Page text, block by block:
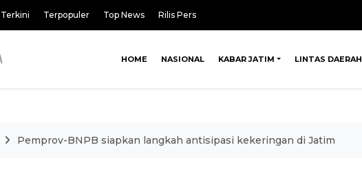
Terkini Terpopuler Top News Rilis Pers
HOME NASIONAL KABAR JATIM LINTAS DAERAH
Pemprov-BNPB siapkan langkah antisipasi kekeringan di Jatim